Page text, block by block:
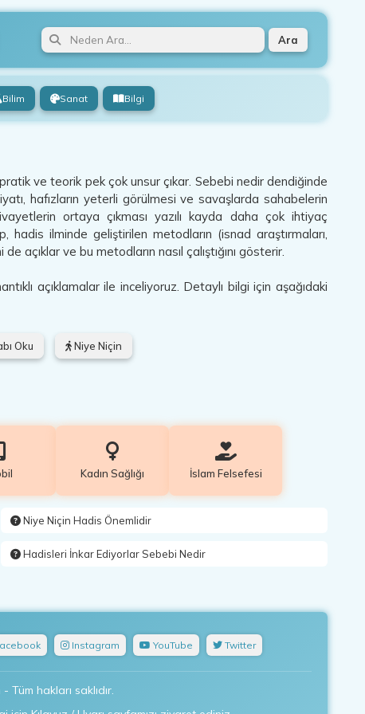
Ara
Bilim Sanat Bilgi
ve teorik pek çok unsur çıkar. Sebebi nedir dendiğinde
hafızların yeterli görülmesi ve savaşlarda sahabelerin
ortaya çıkması yazılı kayda daha çok ihtiyaç
hadis ilminde geliştirilen metodların (isnad araştırmaları,
açıklar ve bu metodların nasıl çalıştığını gösterir.
açıklamalar ile inceliyoruz. Detaylı bilgi için aşağıdaki
Oku Niye Niçin
Kadın Sağlığı İslam Felsefesi
Niye Niçin Hadis Önemlidir
Hadisleri İnkar Ediyorlar Sebebi Nedir
Instagram YouTube Twitter
hakları saklıdır.